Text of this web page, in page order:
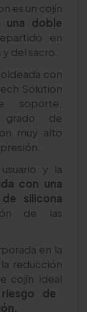
es un cojín
doble
en
del sacro.
con
Solution
soporte,
grado de
muy alto
y la
con una
silicona
de las
en la
reducción
cojín ideal
de